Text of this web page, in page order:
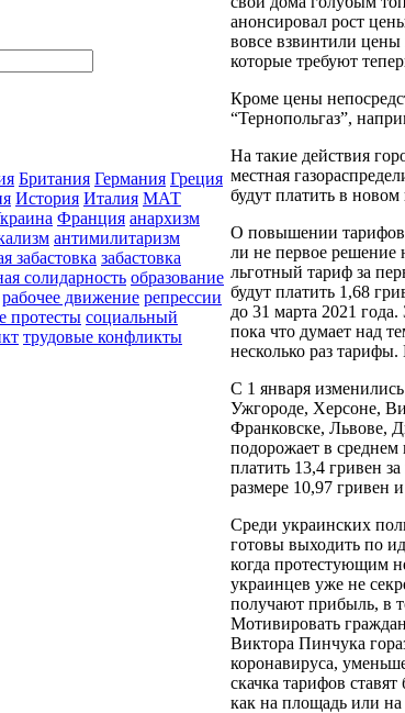
Британия Германия Греция
История Италия МАТ
Франция анархизм
антимилитаризм
забастовка забастовка
солидарность образование
рабочее движение репрессии
протесты социальный
трудовые конфликты
анонсировал рост
вовсе взвинтили
которые требуют
Кроме цены
“Тернопольгаз”,
На такие действия
местная
будут платить в
О повышении тарифов
ли не первое решение
льготный тариф за
будут платить 1,68
до 31 марта 2021
пока что думает над
несколько раз
С 1 января
Ужгороде, Херсоне,
Франковске, Львове,
подорожает в
платить 13,4 гривен
размере 10,97 гривен
Среди украинских
готовы выходить по
когда протестующим
украинцев уже не
получают прибыль, в
Мотивировать
Виктора Пинчука
коронавируса,
скачка тарифов
как на площадь или на